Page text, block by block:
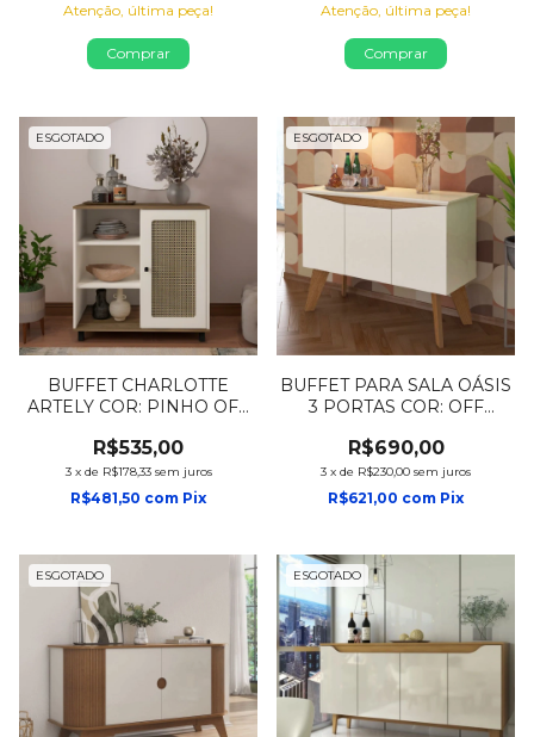
Atenção, última peça!
Atenção, última peça!
ESGOTADO
BUFFET CHARLOTTE
ARTELY COR: PINHO OFF
R$535,00
3 x de R$178,33 sem juros
R$481,50 com Pix
ESGOTADO
BUFFET PARA SALA OÁSIS
3 PORTAS COR: OFF
R$690,00
3 x de R$230,00 sem juros
R$621,00 com Pix
ESGOTADO ESGOTADO